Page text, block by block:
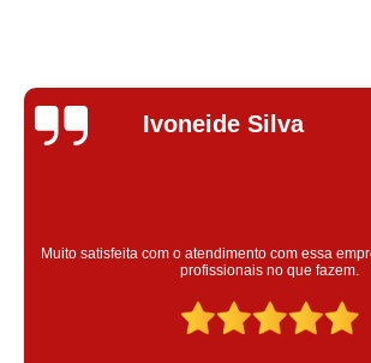
Silvana Alves
Super satisfeita com o serviço prestado,
colaoradores educado e transparente, destaque
Claudinei excelente profissional!